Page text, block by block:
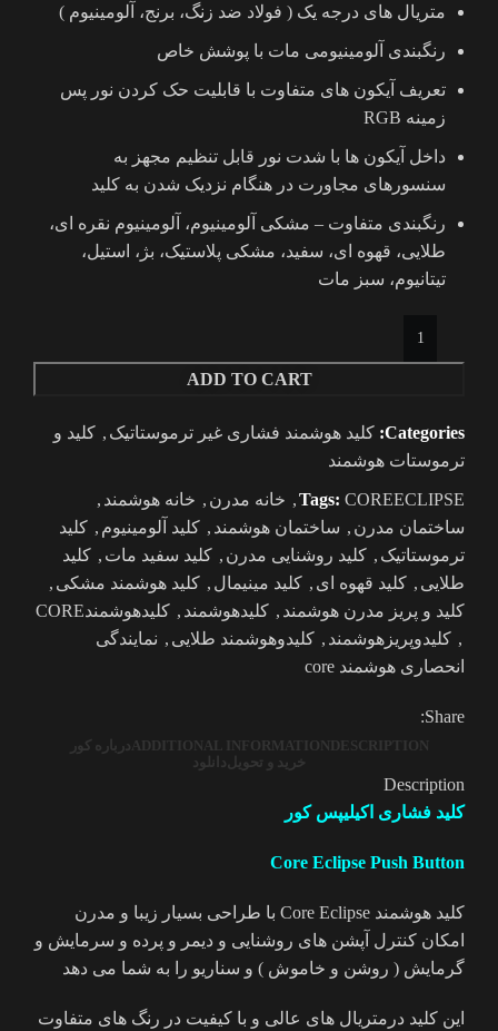
متریال های درجه یک ( فولاد ضد زنگ، برنج، آلومینیوم )
رنگبندی آلومینیومی مات با پوشش خاص
تعریف آیکون های متفاوت با قابلیت حک کردن نور پس
زمینه RGB
داخل آیکون ها با شدت نور قابل تنظیم مجهز به
سنسورهای مجاورت در هنگام نزدیک شدن به کلید
رنگبندی متفاوت – مشکی آلومینیوم، آلومینیوم نقره ای،
طلایی، قهوه ای، سفید، مشکی پلاستیک، بژ، استیل،
تیتانیوم، سبز مات
ADD TO CART
Categories: کلید هوشمند فشاری غیر ترموستاتیک , کلید و
ترموستات هوشمند
Tags: COREECLIPSE
, خانه مدرن , خانه هوشمند ,
ساختمان مدرن , ساختمان هوشمند , کلید آلومینیوم , کلید
ترموستاتیک , کلید روشنایی مدرن , کلید سفید مات , کلید
طلایی , کلید قهوه ای , کلید مینیمال , کلید هوشمند مشکی ,
کلید و پریز مدرن هوشمند , کلیدهوشمند , کلیدهوشمندCORE
, کلیدوپریزهوشمند , کلیدوهوشمند طلایی , نمایندگی
انحصاری هوشمند core
Share:
DESCRIPTION
ADDITIONAL INFORMATION درباره کور
خرید و تحویل دانلود
Description
کلید فشاری اکیلیپس کور
Core Eclipse Push Button
کلید هوشمند Core Eclipse با طراحی بسیار زیبا و مدرن
امکان کنترل آپشن های روشنایی و دیمر و پرده و سرمایش و
گرمایش ( روشن و خاموش ) و سناریو را به شما می دهد
این کلید درمتریال های عالی و با کیفیت در رنگ های متفاوت